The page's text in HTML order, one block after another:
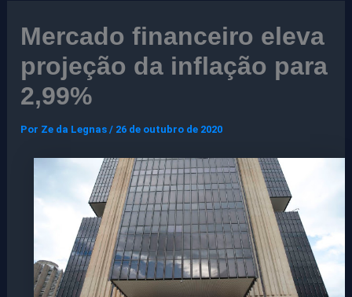
Mercado financeiro eleva
projeção da inflação para
2,99%
Por Ze da Legnas/ 26 de outubro de 2020